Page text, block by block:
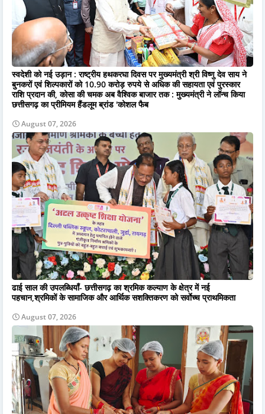
स्वदेशी को नई उड़ान : राष्ट्रीय हथकरघा दिवस पर मुख्यमंत्री श्री विष्णु देव साय ने
बुनकरों एवं शिल्पकारों को 10.90 करोड़ रुपये से अधिक की सहायता एवं पुरस्कार
राशि प्रदान की, कोसा की चमक अब वैश्विक बाजार तक : मुख्यमंत्री ने लॉन्च किया
छत्तीसगढ़ का प्रीमियम हैंडलूम ब्रांड 'कोशल फैब
August 07, 2026
ढाई साल की उपलब्धियाँ- छत्तीसगढ़ का श्रमिक कल्याण के क्षेत्र में नई
पहचान,श्रमिकों के सामाजिक और आर्थिक सशक्तिकरण को सर्वाेच्च प्राथमिकता
August 07, 2026